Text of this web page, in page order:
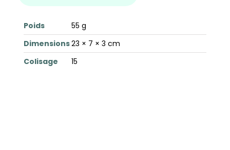
Poids
55 g
Dimensions23 × 7 × 3 cm
Colisage
15